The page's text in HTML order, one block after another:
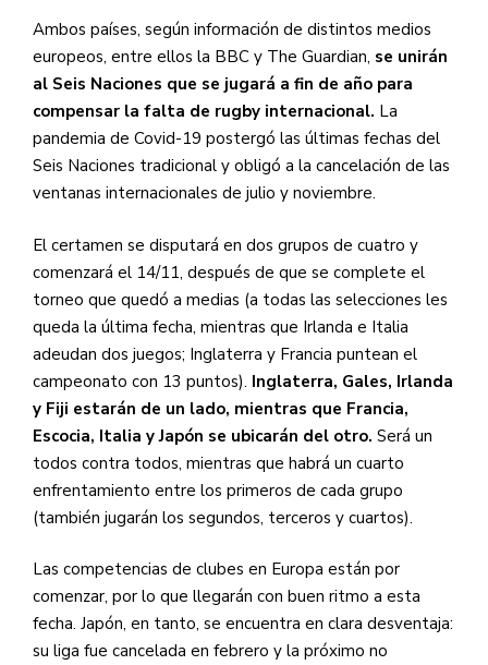
Ambos países, según información de distintos medios
europeos, entre ellos la BBC y The Guardian, se unirán
al Seis Naciones que se jugará a fin de año para
compensar la falta de rugby internacional. La
pandemia de Covid-19 postergó las últimas fechas del
Seis Naciones tradicional y obligó a la cancelación de las
ventanas internacionales de julio y noviembre.
El certamen se disputará en dos grupos de cuatro y
comenzará el 14/11, después de que se complete el
torneo que quedó a medias (a todas las selecciones les
queda la última fecha, mientras que Irlanda e Italia
adeudan dos juegos; Inglaterra y Francia puntean el
campeonato con 13 puntos). Inglaterra, Gales, Irlanda
y Fiji estarán de un lado, mientras que Francia,
Escocia, Italia y Japón se ubicarán del otro. Será un
todos contra todos, mientras que habrá un cuarto
enfrentamiento entre los primeros de cada grupo
(también jugarán los segundos, terceros y cuartos).
Las competencias de clubes en Europa están por
comenzar, por lo que llegarán con buen ritmo a esta
fecha. Japón, en tanto, se encuentra en clara desventaja:
su liga fue cancelada en febrero y la próximo no